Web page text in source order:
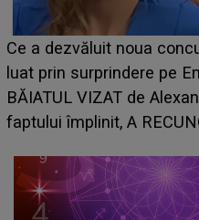
a
HOROSCOP de
care riscă să rămână
grabă îi aduce pierderi
planurile peste cap